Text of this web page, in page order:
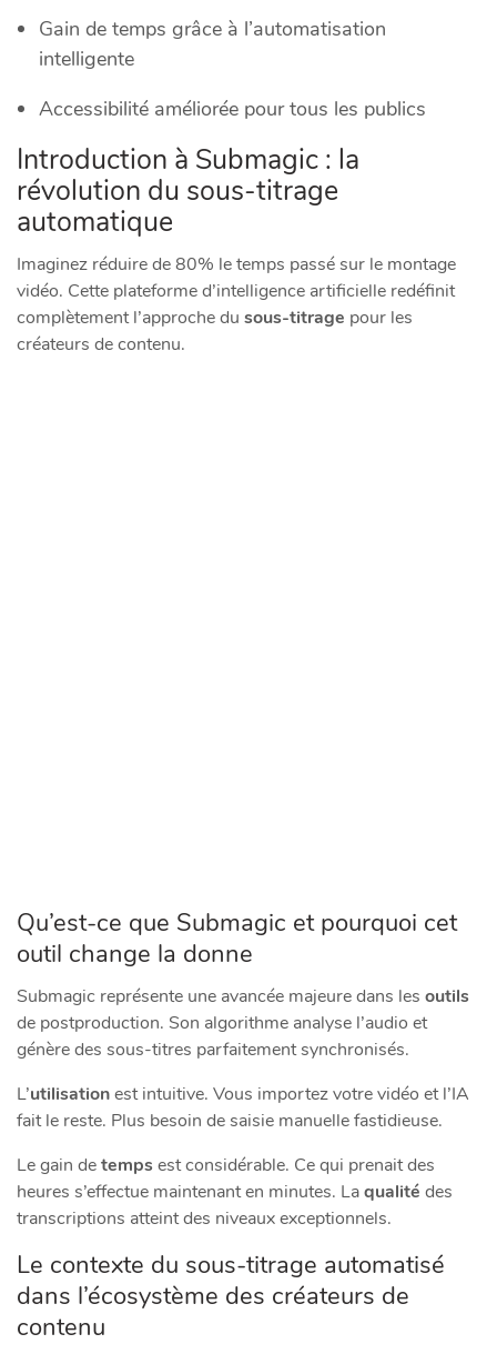
Gain de temps grâce à l’automatisation
intelligente
Accessibilité améliorée pour tous les publics
Introduction à Submagic : la
révolution du sous-titrage
automatique
Imaginez réduire de 80% le temps passé sur le montage
vidéo. Cette plateforme d’intelligence artificielle redéfinit
complètement l’approche du sous-titrage pour les
créateurs de contenu.
Qu’est-ce que Submagic et pourquoi cet
outil change la donne
Submagic représente une avancée majeure dans les outils
de postproduction. Son algorithme analyse l’audio et
génère des sous-titres parfaitement synchronisés.
L’utilisationest intuitive. Vous importez votre vidéo et l’IA
fait le reste. Plus besoin de saisie manuelle fastidieuse.
Le gain detempsest considérable. Ce qui prenait des
heures s’effectue maintenant en minutes. Laqualité des
transcriptions atteint des niveaux exceptionnels.
Le contexte du sous-titrage automatisé
dans l’écosystème des créateurs de
contenu